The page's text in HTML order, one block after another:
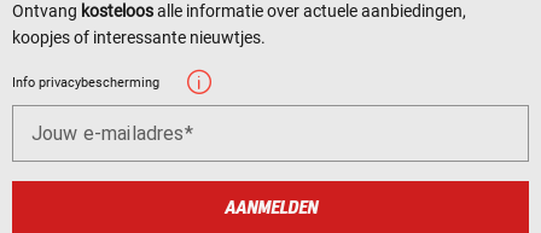
Ontvang kosteloosalle informatie over actuele aanbiedingen,
koopjes of interessante nieuwtjes.
Info privacybescherming
Jouw e-mailadres
AANMELDEN